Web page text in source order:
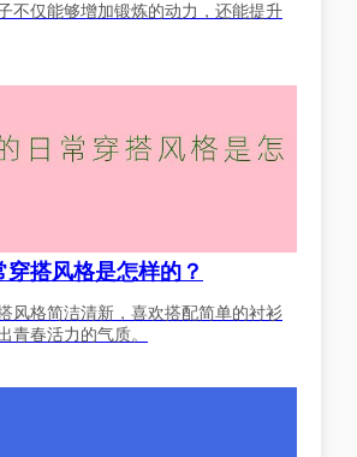
不仅能够增加锻炼的动力，还能提升
搭风格是怎样的？
风格简洁清新，喜欢搭配简单的衬衫
青春活力的气质。